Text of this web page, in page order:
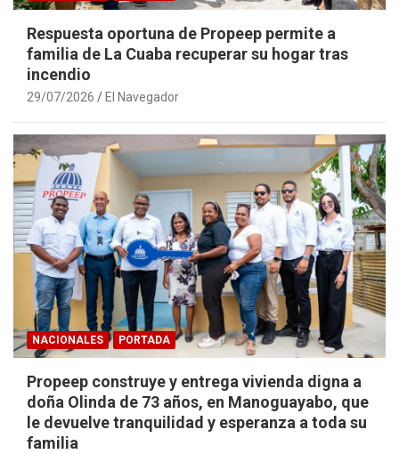
Respuesta oportuna de Propeep permite a
familia de La Cuaba recuperar su hogar tras
incendio
29/07/2026 El Navegador
NACIONALES PORTADA
Propeep construye y entrega vivienda digna a
doña Olinda de 73 años, en Manoguayabo, que
le devuelve tranquilidad y esperanza a toda su
familia